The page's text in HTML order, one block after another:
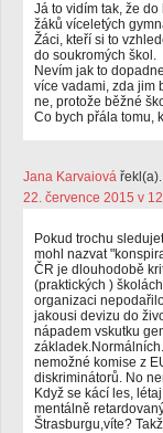
Já to vidím tak, že
žáků víceletých
Žáci, kteří si to
do soukromých škol.
Nevím jak to
více vadami, zda jim
ne, protože běžné
Co bych přála tomu,
Jana Karvaiová
22. července 2015 v
Pokud trochu
mohl nazvat
ČR je dlouhodobě
(praktických )
organizaci
jakousi devizu do
nápadem vskutku
nemožné komise z
diskriminátorů. No
Když se kácí les,
mentálně
Štrasburgu,víte?